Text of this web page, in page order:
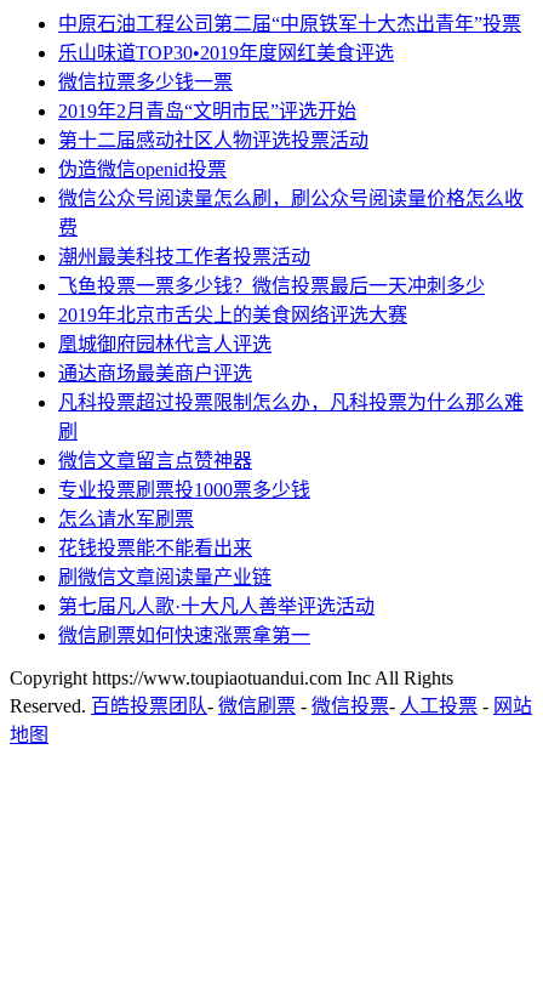
中原石油工程公司第二届“中原铁军十大杰出青年”投票
乐山味道TOP30•2019年度网红美食评选
微信拉票多少钱一票
2019年2月青岛“文明市民”评选开始
第十二届感动社区人物评选投票活动
伪造微信openid投票
微信公众号阅读量怎么刷，刷公众号阅读量价格怎么收
费
潮州最美科技工作者投票活动
飞鱼投票一票多少钱？微信投票最后一天冲刺多少
2019年北京市舌尖上的美食网络评选大赛
凰城御府园林代言人评选
通达商场最美商户评选
凡科投票超过投票限制怎么办，凡科投票为什么那么难
刷
微信文章留言点赞神器
专业投票刷票投1000票多少钱
怎么请水军刷票
花钱投票能不能看出来
刷微信文章阅读量产业链
第七届凡人歌·十大凡人善举评选活动
微信刷票如何快速涨票拿第一
Copyright https://www.toupiaotuandui.com Inc All Rights
Reserved. 百皓投票团队- 微信刷票 - 微信投票- 人工投票 - 网站
地图